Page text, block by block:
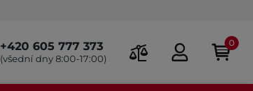
+420 605 777 373
(všední dny 8:00-17:00)
0